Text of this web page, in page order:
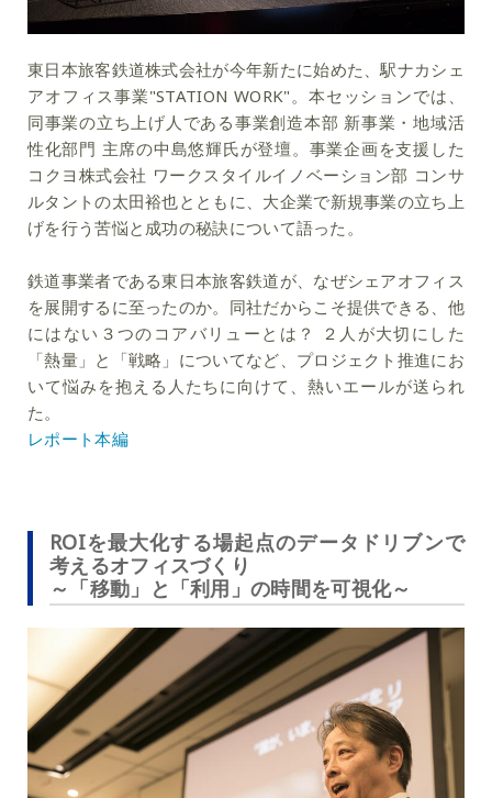
東日本旅客鉄道株式会社が今年新たに始めた、駅ナカシェ
アオフィス事業"STATION WORK"。本セッションでは、
同事業の立ち上げ人である事業創造本部 新事業・地域活
性化部門 主席の中島悠輝氏が登壇。事業企画を支援した
コクヨ株式会社 ワークスタイルイノベーション部 コンサ
ルタントの太田裕也とともに、大企業で新規事業の立ち上
げを行う苦悩と成功の秘訣について語った。
鉄道事業者である東日本旅客鉄道が、なぜシェアオフィス
を展開するに至ったのか。同社だからこそ提供できる、他
にはない３つのコアバリューとは？ ２人が大切にした
「熱量」と「戦略」についてなど、プロジェクト推進にお
いて悩みを抱える人たちに向けて、熱いエールが送られ
た。
レポート本編
ROIを最大化する場起点のデータドリブンで
考えるオフィスづくり
～「移動」と「利用」の時間を可視化～